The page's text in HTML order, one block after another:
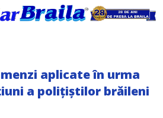
aplicate în urma
a polițiștilor brăileni